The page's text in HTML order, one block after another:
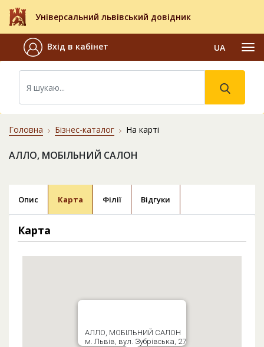
Універсальний львівський довідник
Вхід в кабінет UA
Головна Бізнес-каталог На карті
АЛЛО, МОБІЛЬНИЙ САЛОН
Опис Карта Філії Відгуки
Карта
АЛЛО, МОБІЛЬНИЙ САЛОН
м. Львів, вул. Зубрівська, 27